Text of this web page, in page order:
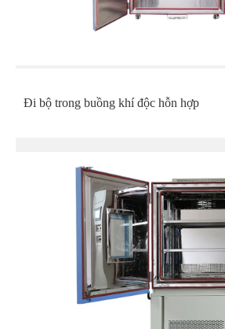
Đi bộ trong buồng khí độc hỗn hợp